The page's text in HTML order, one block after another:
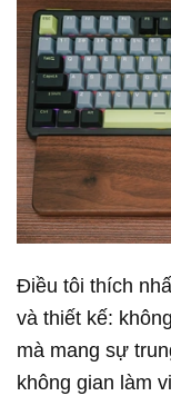
Điều tôi thích
và thiết kế:
mà mang sự
không gian làm